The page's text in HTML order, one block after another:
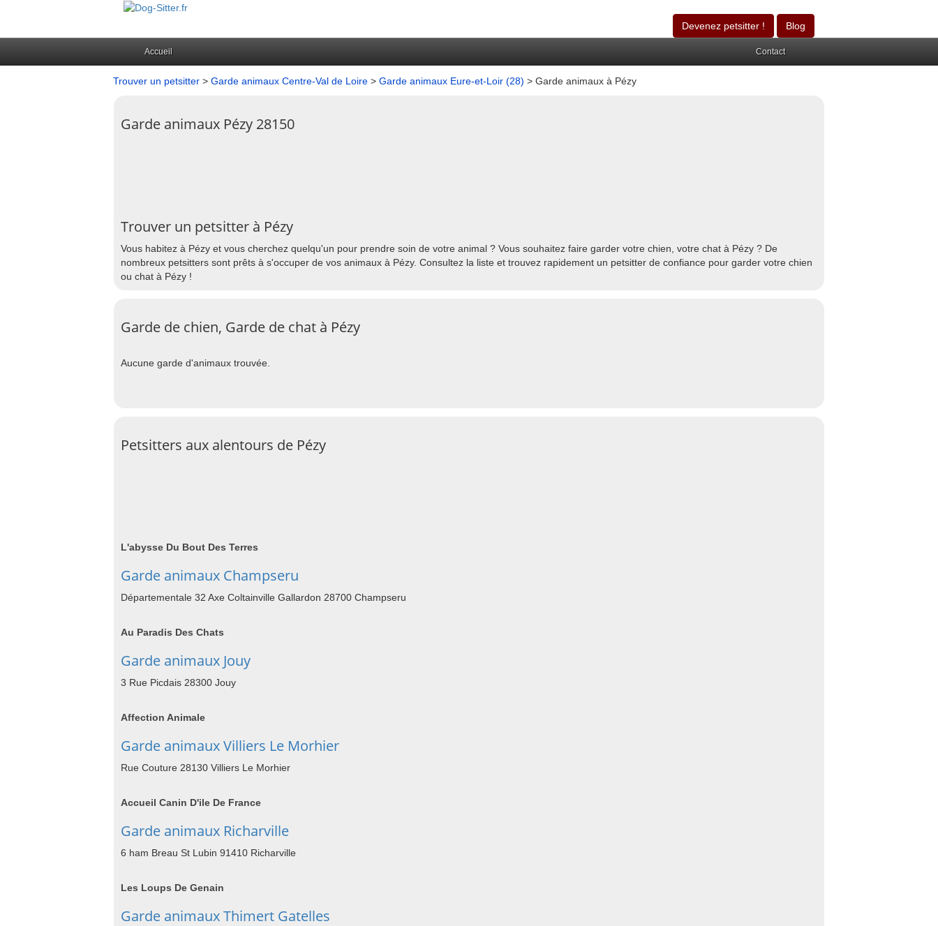
Devenez petsitter ! Blog
Accueil Contact
Trouver un petsitter > Garde animaux Centre-Val de Loire > Garde animaux Eure-et-Loir (28) > Garde animaux à Pézy
Garde animaux Pézy 28150
Trouver un petsitter à Pézy
Vous habitez à Pézy et vous cherchez quelqu'un pour prendre soin de votre animal ? Vous souhaitez faire garder votre chien, votre chat à Pézy ? De
nombreux petsitters sont prêts à s'occuper de vos animaux à Pézy. Consultez la liste et trouvez rapidement un petsitter de confiance pour garder votre chien
ou chat à Pézy !
Garde de chien, Garde de chat à Pézy
Aucune garde d'animaux trouvée.
Petsitters aux alentours de Pézy
L'abysse Du Bout Des Terres
Garde animaux Champseru
Départementale 32 Axe Coltainville Gallardon 28700 Champseru
Au Paradis Des Chats
Garde animaux Jouy
3 Rue Picdais 28300 Jouy
Affection Animale
Garde animaux Villiers Le Morhier
Rue Couture 28130 Villiers Le Morhier
Accueil Canin D'ile De France
Garde animaux Richarville
6 ham Breau St Lubin 91410 Richarville
Les Loups De Genain
Garde animaux Thimert Gatelles